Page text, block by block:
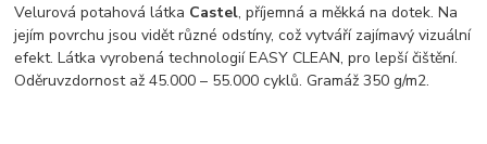
Velurová potahová látka Castel, příjemná a měkká na dotek. Na
jejím povrchu jsou vidět různé odstíny, což vytváří zajímavý vizuální
efekt. Látka vyrobená technologií EASY CLEAN, pro lepší čištění.
Oděruvzdornost až 45.000 – 55.000 cyklů. Gramáž 350 g/m2.